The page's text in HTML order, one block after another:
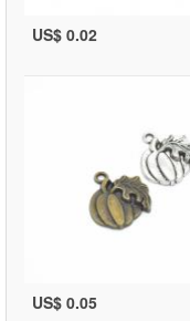
US$ 0.02
US$ 0.05